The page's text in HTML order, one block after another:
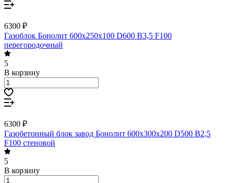
6300 ₽
Газоблок Бонолит 600х250х100 D600 B3,5 F100
перегородочный
5
В корзину
6300 ₽
Газобетонный блок завод Бонолит 600х300х200 D500 B2,5
F100 стеновой
5
В корзину